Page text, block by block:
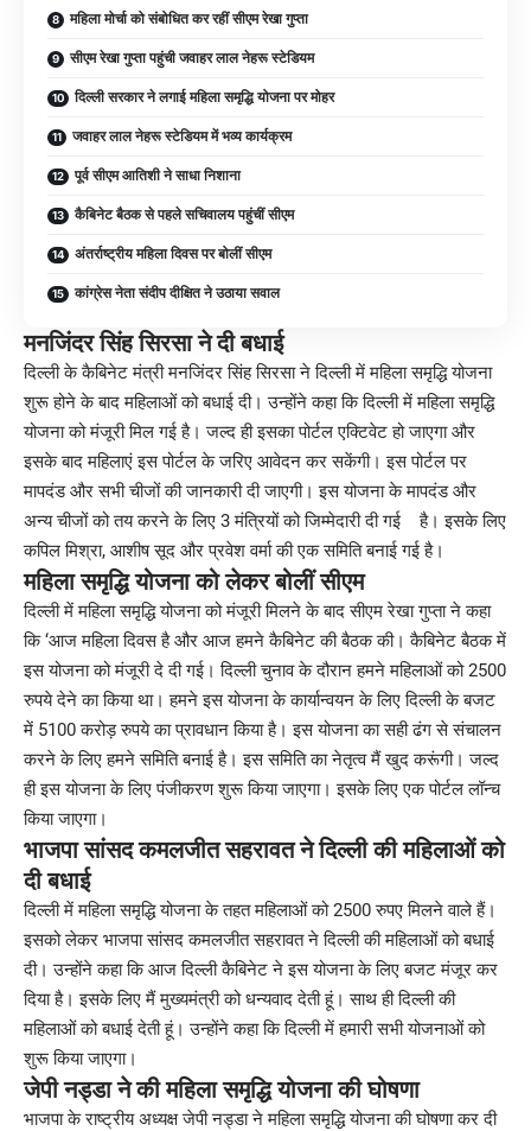
महिला मोर्चा को संबोधित कर रहीं सीएम रेखा गुप्ता
सीएम रेखा गुप्ता पहुंची जवाहर लाल नेहरू स्टेडियम
दिल्ली सरकार ने लगाई महिला समृद्धि योजना पर मोहर
जवाहर लाल नेहरू स्टेडियम में भव्य कार्यक्रम
पूर्व सीएम आतिशी ने साधा निशाना
कैबिनेट बैठक से पहले सचिवालय पहुंचीं सीएम
अंतर्राष्ट्रीय महिला दिवस पर बोलीं सीएम
कांग्रेस नेता संदीप दीक्षित ने उठाया सवाल
मनजिंदर सिंह सिरसा ने दी बधाई
दिल्ली के कैबिनेट मंत्री मनजिंदर सिंह सिरसा ने दिल्ली में महिला समृद्धि योजना
शुरू होने के बाद महिलाओं को बधाई दी। उन्होंने कहा कि दिल्ली में महिला समृद्धि
योजना को मंजूरी मिल गई है। जल्द ही इसका पोर्टल एक्टिवेट हो जाएगा और
इसके बाद महिलाएं इस पोर्टल के जरिए आवेदन कर सकेंगी। इस पोर्टल पर
मापदंड और सभी चीजों की जानकारी दी जाएगी। इस योजना के मापदंड और
अन्य चीजों को तय करने के लिए 3 मंत्रियों को जिम्मेदारी दी गई है। इसके लिए
कपिल मिश्रा, आशीष सूद और प्रवेश वर्मा की एक समिति बनाई गई है।
महिला समृद्धि योजना को लेकर बोलीं सीएम
दिल्ली में महिला समृद्धि योजना को मंजूरी मिलने के बाद सीएम रेखा गुप्ता ने कहा
कि ‘आज महिला दिवस है और आज हमने कैबिनेट की बैठक की। कैबिनेट बैठक में
इस योजना को मंजूरी दे दी गई। दिल्ली चुनाव के दौरान हमने महिलाओं को 2500
रुपये देने का किया था। हमने इस योजना के कार्यान्वयन के लिए दिल्ली के बजट
में 5100 करोड़ रुपये का प्रावधान किया है। इस योजना का सही ढंग से संचालन
करने के लिए हमने समिति बनाई है। इस समिति का नेतृत्व मैं खुद करूंगी। जल्द
ही इस योजना के लिए पंजीकरण शुरू किया जाएगा। इसके लिए एक पोर्टल लॉन्च
किया जाएगा।
भाजपा सांसद कमलजीत सहरावत ने दिल्ली की महिलाओं को
दी बधाई
दिल्ली में महिला समृद्धि योजना के तहत महिलाओं को 2500 रुपए मिलने वाले हैं।
इसको लेकर भाजपा सांसद कमलजीत सहरावत ने दिल्ली की महिलाओं को बधाई
दी। उन्होंने कहा कि आज दिल्ली कैबिनेट ने इस योजना के लिए बजट मंजूर कर
दिया है। इसके लिए मैं मुख्यमंत्री को धन्यवाद देती हूं। साथ ही दिल्ली की
महिलाओं को बधाई देती हूं। उन्होंने कहा कि दिल्ली में हमारी सभी योजनाओं को
शुरू किया जाएगा।
जेपी नड्डा ने की महिला समृद्धि योजना की घोषणा
भाजपा के राष्ट्रीय अध्यक्ष जेपी नड्डा ने महिला समृद्धि योजना की घोषणा कर दी